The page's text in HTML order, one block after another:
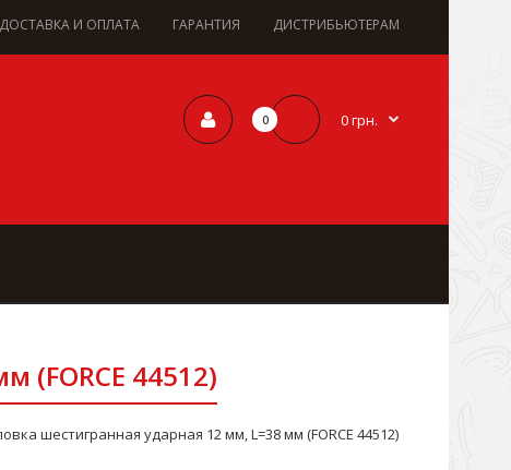
ДОСТАВКА И ОПЛАТА ГАРАНТИЯ ДИСТРИБЬЮТЕРАМ
0 0 грн.
(FORCE 44512)
шестигранная ударная 12 мм, L=38 мм (FORCE 44512)